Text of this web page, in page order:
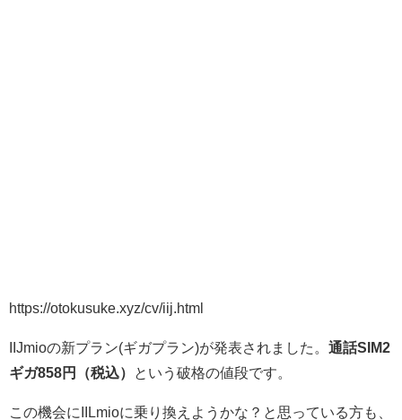
https://otokusuke.xyz/cv/iij.html
IIJmioの新プラン(ギガプラン)が発表されました。 通話SIM2
ギガ858円（税込）
という破格の値段です。
この機会にIILmioに乗り換えようかな？と思っている方も、